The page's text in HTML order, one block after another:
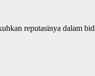
reputasinya dalam